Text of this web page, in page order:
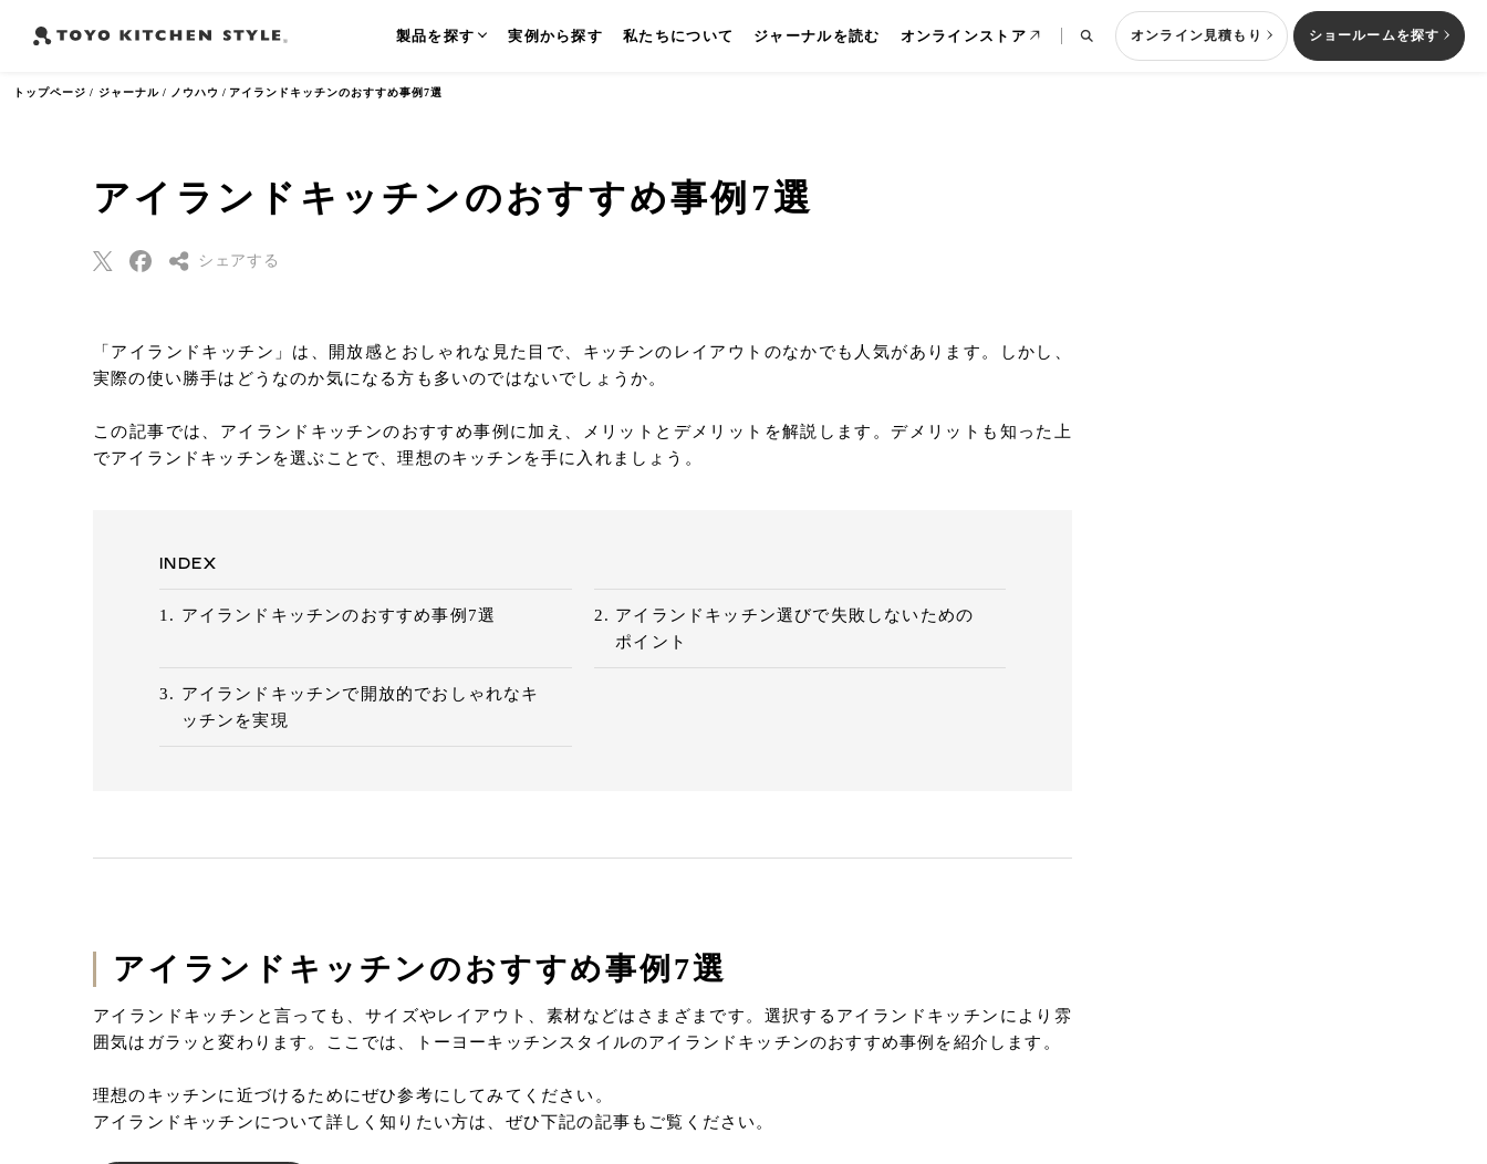
よく検索されるワード
製品を探す 実例から探す 私たちについて ジャーナルを読む オンラインストア オンライン見積もり ショールームを探す
トップページ ジャーナル ノウハウ アイランドキッチンのおすすめ事例7選
アイランドキッチンのおすすめ事例7選
シェアする
Pinterest
Eメールで送信
「アイランドキッチン」は、開放感とおしゃれな見た目で、キッチンのレイアウトのなかでも人気があります。しかし、
実際の使い勝手はどうなのか気になる方も多いのではないでしょうか。
この記事では、アイランドキッチンのおすすめ事例に加え、メリットとデメリットを解説します。デメリットも知った上
でアイランドキッチンを選ぶことで、理想のキッチンを手に入れましょう。
INDEX
アイランドキッチンのおすすめ事例7選
アイランドキッチン選びで失敗しないための
ポイント
アイランドキッチンで開放的でおしゃれなキ
ッチンを実現
アイランドキッチンのおすすめ事例7選
アイランドキッチンと言っても、サイズやレイアウト、素材などはさまざまです。選択するアイランドキッチンにより雰
囲気はガラッと変わります。ここでは、トーヨーキッチンスタイルのアイランドキッチンのおすすめ事例を紹介します。
理想のキッチンに近づけるためにぜひ参考にしてみてください。
アイランドキッチンについて詳しく知りたい方は、ぜひ下記の記事もご覧ください。